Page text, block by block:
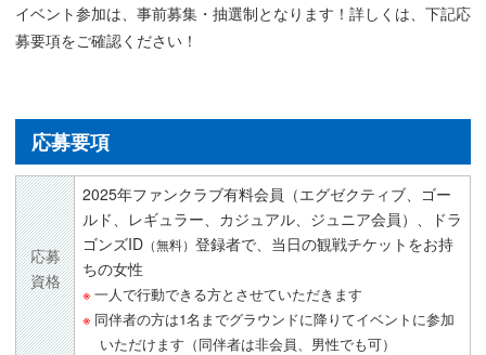
イベント参加は、事前募集・抽選制となります！詳しくは、下記応
募要項をご確認ください！
応募要項
応募
資格
2025年ファンクラブ有料会員（エグゼクティブ、ゴー
ルド、レギュラー、カジュアル、ジュニア会員）、ドラ
ゴンズID （無料） 登録者で、当日の観戦チケットをお持
ちの女性
一人で行動できる方とさせていただきます
同伴者の方は1名までグラウンドに降りてイベントに参加
いただけます（同伴者は非会員、男性でも可）